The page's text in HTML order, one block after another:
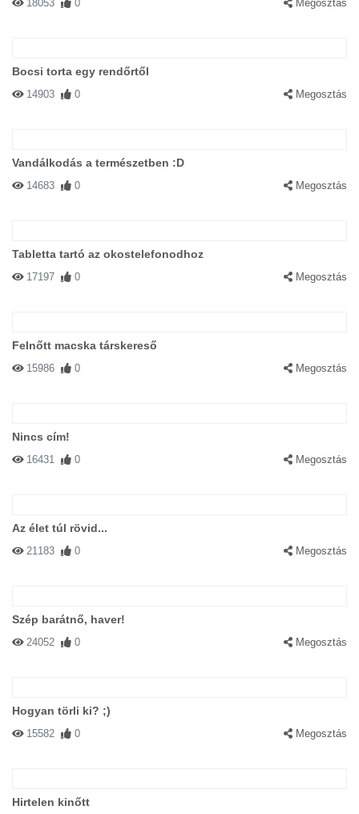
18053 0 Megosztás
Bocsi torta egy rendőrtől
14903 0 Megosztás
Vandálkodás a természetben :D
14683 0 Megosztás
Tabletta tartó az okostelefonodhoz
17197 0 Megosztás
Felnőtt macska társkereső
15986 0 Megosztás
Nincs cím!
16431 0 Megosztás
Az élet túl rövid...
21183 0 Megosztás
Szép barátnő, haver!
24052 0 Megosztás
Hogyan törli ki? ;)
15582 0 Megosztás
Hirtelen kinőtt